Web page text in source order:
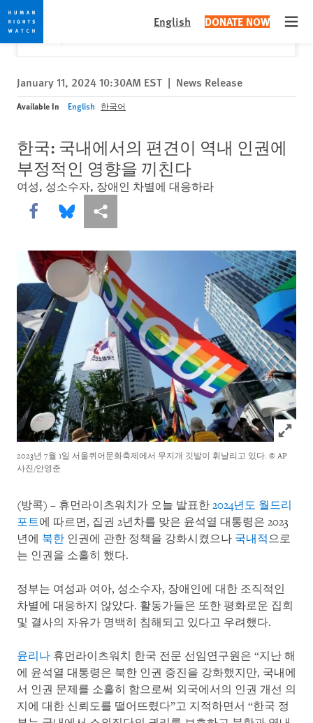
Skip
to
cookie
privacy
notice
Skip
to
main
content
English DONATE NOW
Would you like to read this page in English?
Yes
✕
January 11, 2024 10:30AM EST | News Release
Available In English 한국어
한국: 국내에서의 편견이 역내 인권에
부정적인 영향을 끼친다
여성, 성소수자, 장애인 차별에 대응하라
Share this via Facebook
Share this via Bluesky
More sharing options
Click to
2023년 7월 1일 서울퀴어문화축제에서 무지개 깃발이 휘날리고 있다. © AP
사진/안영준
(방콕) – 휴먼라이츠워치가 오늘 발표한 2024년도 월드리
포트에 따르면, 집권 2년차를 맞은 윤석열 대통령은 2023
년에 북한 인권에 관한 정책을 강화시켰으나 국내적으로
는 인권을 소홀히 했다.
정부는 여성과 여아, 성소수자, 장애인에 대한 조직적인
차별에 대응하지 않았다. 활동가들은 또한 평화로운 집회
및 결사의 자유가 명백히 침해되고 있다고 우려했다.
윤리나 휴먼라이츠워치 한국 전문 선임연구원은 “지난 해
에 윤석열 대통령은 북한 인권 증진을 강화했지만, 국내에
서 인권 문제를 소홀히 함으로써 외국에서의 인권 개선 의
지에 대한 신뢰도를 떨어뜨렸다”고 지적하면서 “한국 정